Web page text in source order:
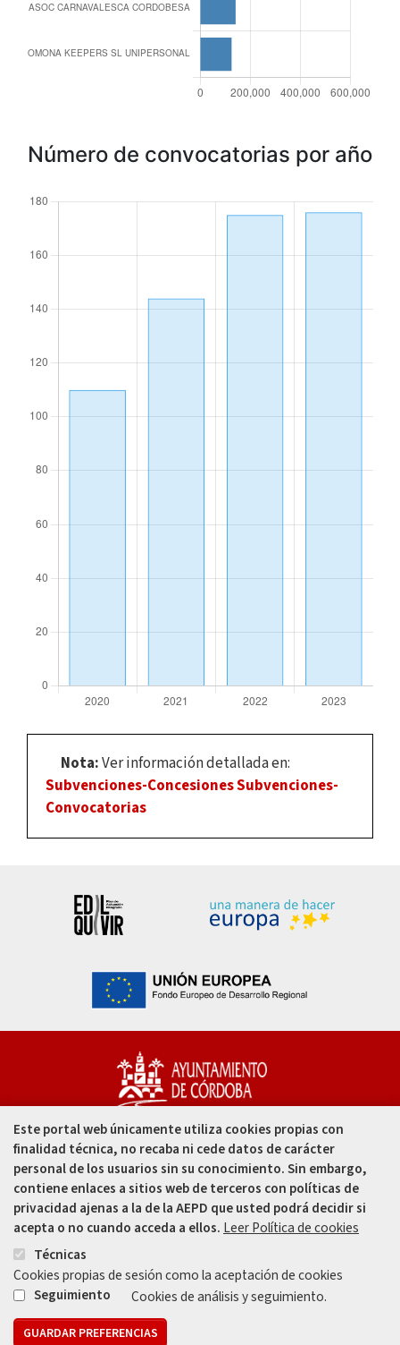
Nota:Ver información detallada en:
Subvenciones-ConcesionesSubvenciones-
Convocatorias
Capitulares, 1. 14002
Córdoba - España
957 49 99 00
957 47 80 50
EnlaceEnlace
Este portal web únicamente utiliza cookies propias con
finalidad técnica, no recaba ni cede datos de carácter
personal de los usuarios sin su conocimiento. Sin embargo,
contiene enlaces a sitios web de terceros con políticas de
privacidad ajenas a la de la AEPD que usted podrá decidir si
acepta o no cuando acceda a ellos. Leer Política de cookies
Técnicas
Cookies propias de sesión como la aceptación de cookies
Seguimiento
Cookies de análisis y seguimiento.
GUARDAR PREFERENCIAS